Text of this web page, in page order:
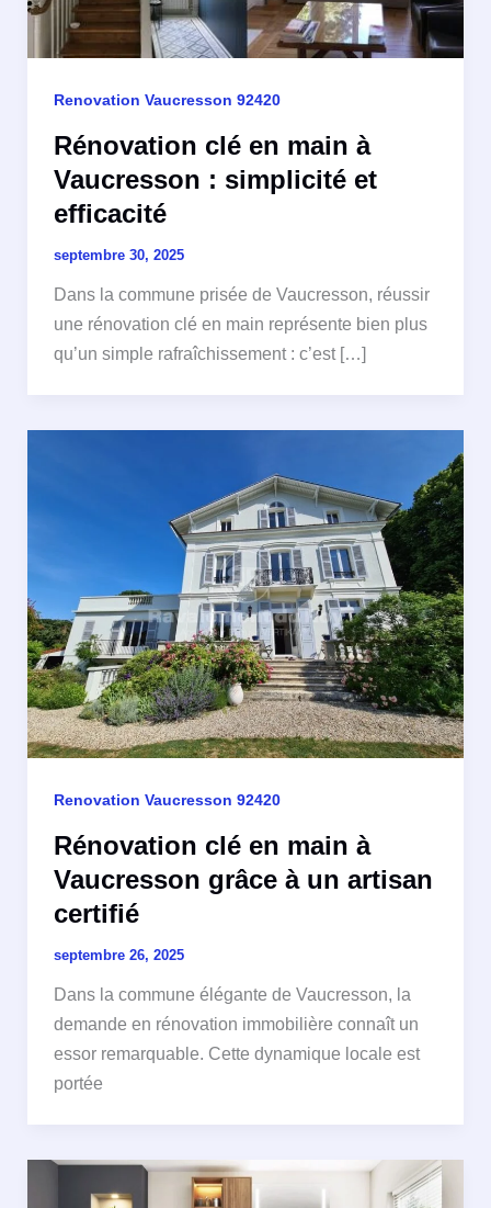
Renovation Vaucresson 92420
Rénovation clé en main à
Vaucresson : simplicité et
efficacité
septembre 30, 2025
Dans la commune prisée de Vaucresson, réussir
une rénovation clé en main représente bien plus
qu’un simple rafraîchissement : c’est […]
Renovation Vaucresson 92420
Rénovation clé en main à
Vaucresson grâce à un artisan
certifié
septembre 26, 2025
Dans la commune élégante de Vaucresson, la
demande en rénovation immobilière connaît un
essor remarquable. Cette dynamique locale est
portée